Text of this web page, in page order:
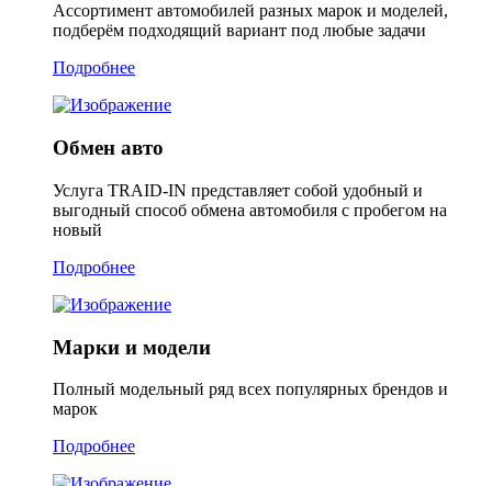
Ассортимент автомобилей разных марок и моделей,
подберём подходящий вариант под любые задачи
Подробнее
Обмен авто
Услуга TRAID-IN представляет собой удобный и
выгодный способ обмена автомобиля с пробегом на
новый
Подробнее
Марки и модели
Полный модельный ряд всех популярных брендов и
марок
Подробнее